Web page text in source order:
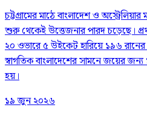
চট্টগ্রামের মাঠে বাংলাদেশ ও অস্ট্রেলিয়ার
শুরু থেকেই উত্তেজনার পারদ চড়েছে।
২০ ওভারে ৫ উইকেট হারিয়ে ১৯৬
স্বাগতিক বাংলাদেশের সামনে জয়ের জন্য
হয়।
১৯ জুন ২০২৬